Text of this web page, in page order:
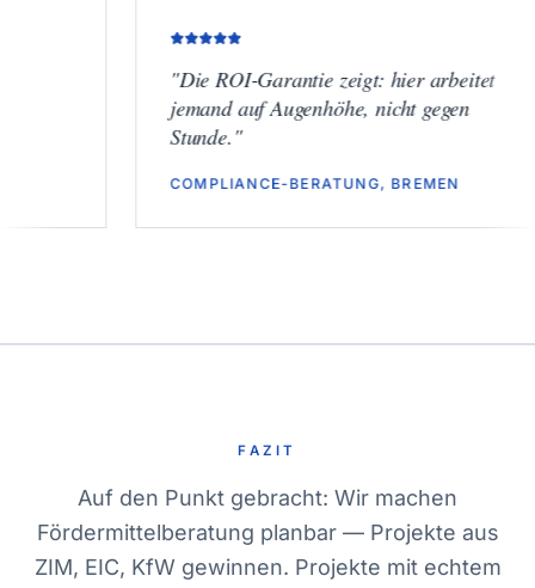
Die ROI-Garantie zeigt: hier arbeitet
jemand auf Augenhöhe, nicht gegen
Stunde."
COMPLIANCE-BERATUNG, BREMEN
FAZIT
Auf den Punkt gebracht: Wir machen
Fördermittelberatung planbar — Projekte aus
ZIM, EIC, KfW gewinnen. Projekte mit echtem